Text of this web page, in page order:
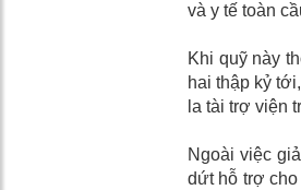
và y tế toàn
Khi quỹ này
hai thập kỷ
la tài trợ viện
Ngoài việc
dứt hỗ trợ cho